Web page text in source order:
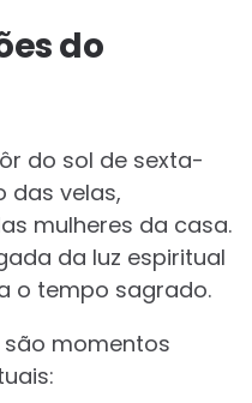
do
do sol de sexta-
das velas,
mulheres da casa.
da luz espiritual
o tempo sagrado.
momentos